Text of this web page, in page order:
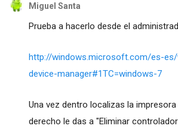
Miguel Santa
Prueba a hacerlo desde el
http://windows.microsoft.com/es-
device-manager#1TC=windows-7
Una vez dentro localizas la
derecho le das a "Eliminar